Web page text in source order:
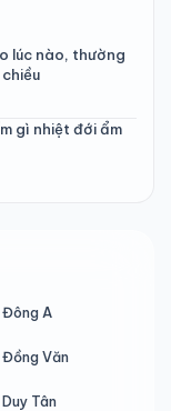
lúc nào, thường
gì nhiệt đới ẩm
Đông A
Đồng Văn
Tân